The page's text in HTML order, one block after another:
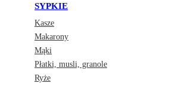
SYPKIE
Kasze
Makarony
Mąki
Płatki, musli, granole
Ryże